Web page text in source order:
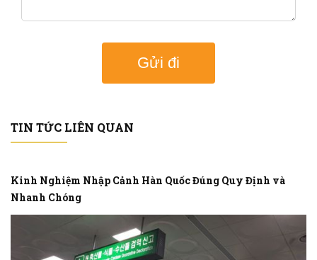
Gửi đi
TIN TỨC LIÊN QUAN
Kinh Nghiệm Nhập Cảnh Hàn Quốc Đúng Quy Định và
Nhanh Chóng